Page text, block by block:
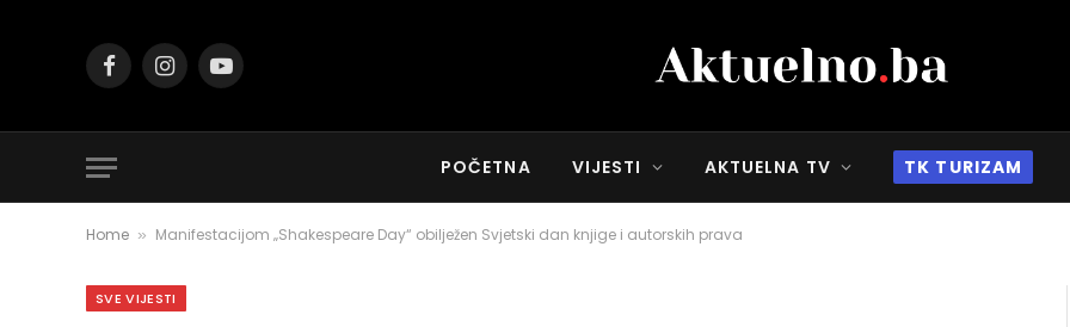
FacebookInstagramYouTube
POČETNA VIJESTI AKTUELNA TV TK TURIZAM
Home » Manifestacijom „Shakespeare Day“ obilježen Svjetski dan knjige i autorskih prava
SVE VIJESTI